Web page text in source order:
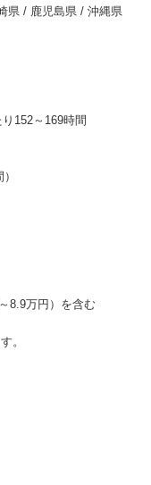
県 / 鹿児島県 / 沖縄県
152～169時間
8.9万円）を含む
。